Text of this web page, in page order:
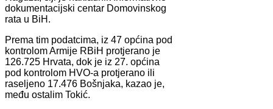
dokumentacijski centar Domovinskog
rata u BiH.
Prema tim podatcima, iz 47 općina pod
kontrolom Armije RBiH protjerano je
126.725 Hrvata, dok je iz 27. općina
pod kontrolom HVO-a protjerano ili
raseljeno 17.476 Bošnjaka, kazao je,
među ostalim Tokić.